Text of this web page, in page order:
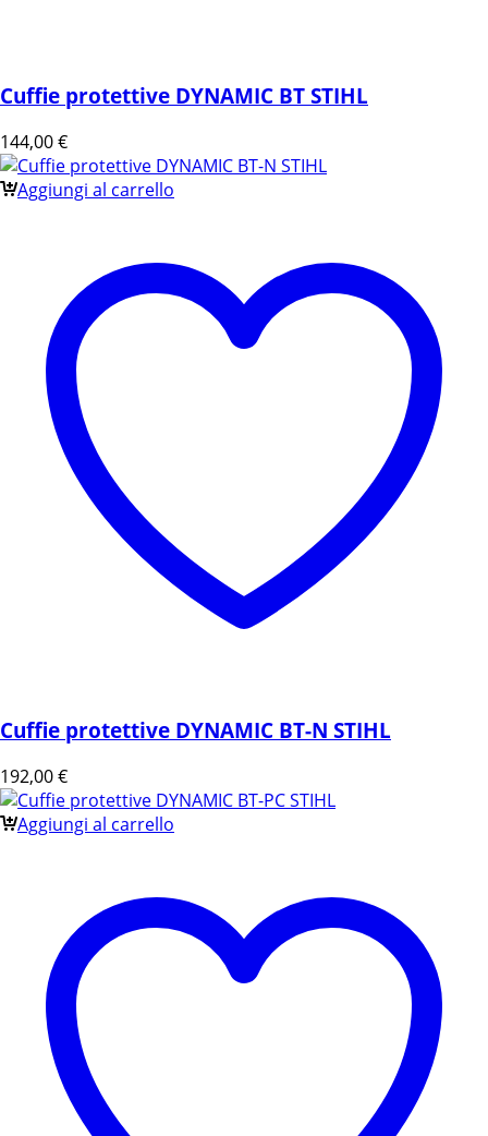
Cuffie protettive DYNAMIC BT STIHL
144,00€
Aggiungi al carrello
Cuffie protettive DYNAMIC BT-N STIHL
192,00€
Aggiungi al carrello